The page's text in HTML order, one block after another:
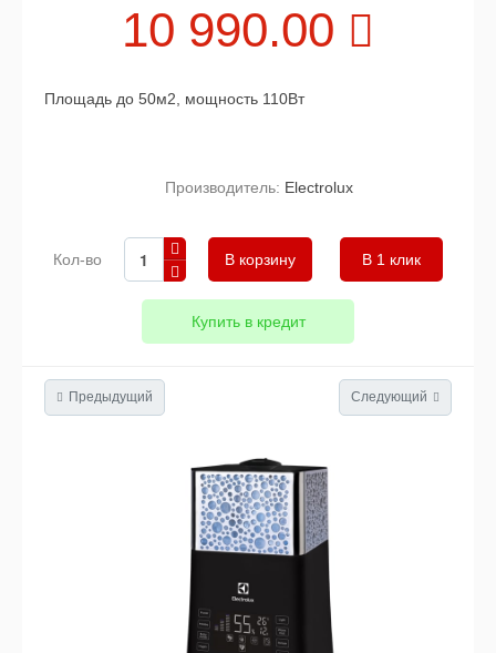
10 990.00
Площадь до 50м2, мощность 110Вт
Производитель: Electrolux
Кол-во В 1 клик
Купить в кредит
Предыдущий Следующий